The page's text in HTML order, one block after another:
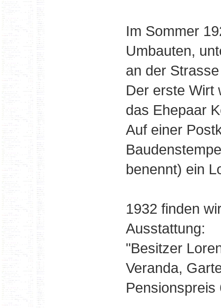
Im Sommer
Umbauten,
an der
Der erste Wirt
das Ehepaar
Auf einer
benennt) ein
1932 finden
Ausstattung:
"Besitzer
Veranda,
Pensionspreis